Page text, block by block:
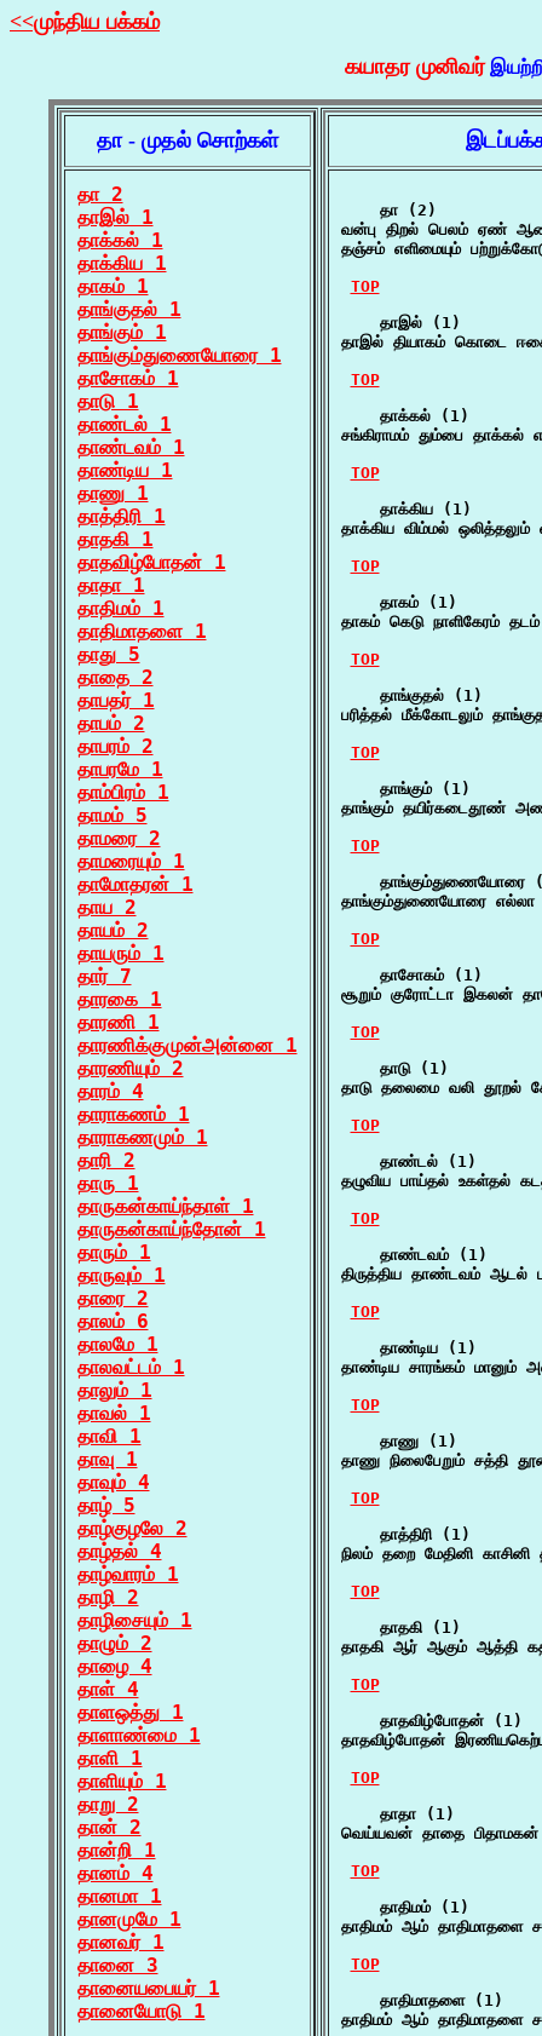
<<முந்திய பக்கம்
கயாதர முனிவர்
தா - முதல் சொற்கள்
தா 2
தாஇல் 1
தாக்கல் 1
தாக்கிய 1
தாகம் 1
தாங்குதல் 1
தாங்கும் 1
தாங்கும்துணையோரை 1
தாசோகம் 1
தாடு 1
தாண்டல் 1
தாண்டவம் 1
தாண்டிய 1
தாணு 1
தாத்திரி 1
தாதகி 1
தாதவிழ்போதன் 1
தாதா 1
தாதிமம் 1
தாதிமாதளை 1
தாது 5
தாதை 2
தாபதர் 1
தாபம் 2
தாபரம் 2
தாபரமே 1
தாம்பிரம் 1
தாமம் 5
தாமரை 2
தாமரையும் 1
தாமோதரன் 1
தாய 2
தாயம் 2
தாயரும் 1
தார் 7
தாரகை 1
தாரணி 1
தாரணிக்குமுன்அன்னை 1
தாரணியும் 2
தாரம் 4
தாராகணம் 1
தாராகணமும் 1
தாரி 2
தாரு 1
தாருகன்காய்ந்தாள் 1
தாருகன்காய்ந்தோன் 1
தாரும் 1
தாருவும் 1
தாரை 2
தாலம் 6
தாலமே 1
தாலவட்டம் 1
தாலும் 1
தாவல் 1
தாவி 1
தாவு 1
தாவும் 4
தாழ் 5
தாழ்குழலே 2
தாழ்தல் 4
தாழ்வாரம் 1
தாழி 2
தாழிசையும் 1
தாழும் 2
தாழை 4
தாள் 4
தாளஒத்து 1
தாளாண்மை 1
தாளி 1
தாளியும் 1
தாறு 2
தான் 2
தான்றி 1
தானம் 4
தானமா 1
தானமுமே 1
தானவர் 1
தானை 3
தானையபையர் 1
தானையோடு 1
    தா (2)
வன்பு திறல் பெலம் ஏண்
தஞ்சம் எளிமையும்
TOP
    தாஇல் (1)
தாஇல் தியாகம் கொடை
TOP
    தாக்கல் (1)
சங்கிராமம் தும்பை
TOP
    தாக்கிய (1)
தாக்கிய விம்மல்
TOP
    தாகம் (1)
தாகம் கெடு நாளிகேரம்
TOP
    தாங்குதல் (1)
பரித்தல் மீக்கோடலும்
TOP
    தாங்கும் (1)
தாங்கும் தயிர்கடைதூண்
TOP
தாங்கும்துணையோரை
தாங்கும்துணையோரை எல்லா
TOP
    தாசோகம் (1)
சூறும் குரோட்டா இகலன்
TOP
    தாடு (1)
தாடு தலைமை வலி தூறல்
TOP
    தாண்டல் (1)
தழுவிய பாய்தல்
TOP
    தாண்டவம் (1)
திருத்திய தாண்டவம் ஆடல்
TOP
    தாண்டிய (1)
தாண்டிய சாரங்கம் மானும்
TOP
    தாணு (1)
தாணு நிலைபேறும்
TOP
    தாத்திரி (1)
நிலம் தறை மேதினி
TOP
    தாதகி (1)
தாதகி ஆர் ஆகும் ஆத்தி
TOP
    தாதவிழ்போதன் (1)
தாதவிழ்போதன்
TOP
    தாதா (1)
வெய்யவன் தாதை
TOP
    தாதிமம் (1)
தாதிமம் ஆம் தாதிமாதளை
TOP
    தாதிமாதளை (1)
தாதிமம் ஆம் தாதிமாதளை